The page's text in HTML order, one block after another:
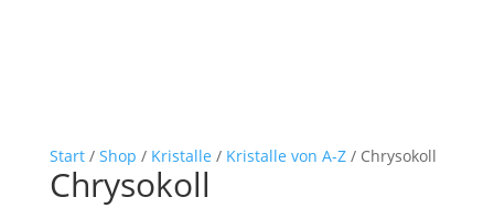
Start/ Shop / Kristalle / Kristalle von A-Z/ Chrysokoll
Chrysokoll